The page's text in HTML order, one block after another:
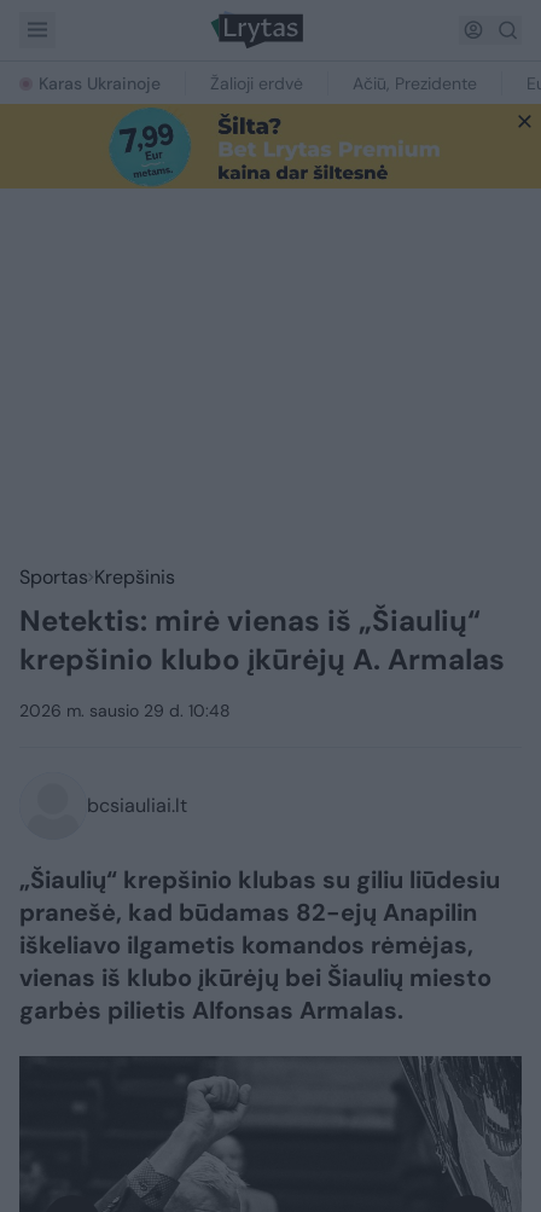
Karas Ukrainoje Žalioji erdvė Ačiū, Prezidente
Sportas Krepšinis
Netektis: mirė vienas iš „Šiaulių“
krepšinio klubo įkūrėjų A. Armalas
2026 m. sausio 29 d. 10:48
bcsiauliai.lt
„Šiaulių“ krepšinio klubas su giliu liūdesiu
pranešė, kad būdamas 82-ejų Anapilin
iškeliavo ilgametis komandos rėmėjas,
vienas iš klubo įkūrėjų bei Šiaulių miesto
garbės pilietis Alfonsas Armalas.